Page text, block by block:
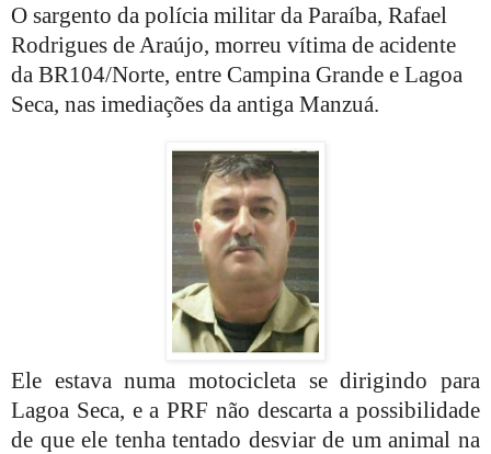
O sargento da polícia militar da Paraíba, Rafael
Rodrigues de Araújo, morreu vítima de acidente
da BR104/Norte, entre Campina Grande e Lagoa
Seca, nas imediações da antiga Manzuá.
Ele estava numa motocicleta se dirigindo para
Lagoa Seca, e a PRF não descarta a possibilidade
de que ele tenha tentado desviar de um animal na